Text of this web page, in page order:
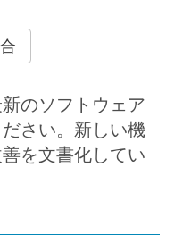
のソフトウェア
さい。新しい機
を文書化してい